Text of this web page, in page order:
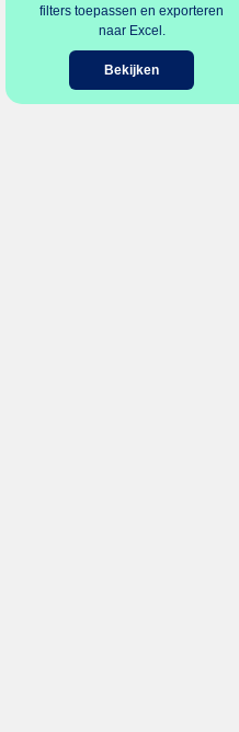
filters toepassen en exporteren
naar Excel.
Bekijken